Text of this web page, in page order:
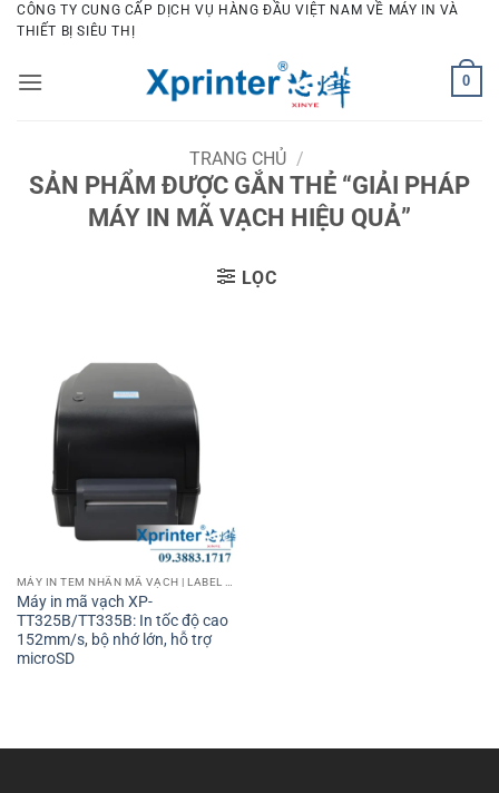
Bỏ
qua
dung
CÔNG TY CUNG CẤP DỊCH VỤ HÀNG ĐẦU VIỆT NAM VỀ MÁY IN VÀ
THIẾT BỊ SIÊU THỊ
0
TRANG CHỦ /
SẢN PHẨM ĐƯỢC GẮN THẺ “GIẢI PHÁP
MÁY IN MÃ VẠCH HIỆU QUẢ”
LỌC
Máy in mã vạch XP-
TT325B/TT335B: In tốc độ cao
152mm/s, bộ nhớ lớn, hỗ trợ
microSD